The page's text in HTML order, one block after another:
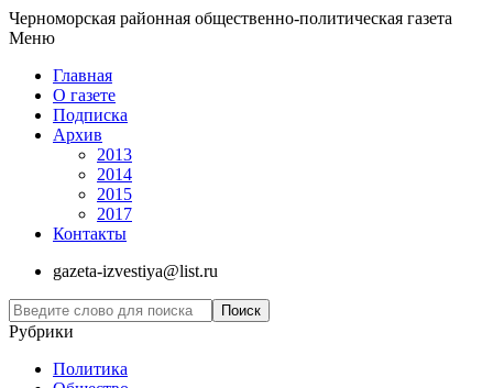
Черноморская районная общественно-политическая газета
Меню
Главная
О газете
Подписка
Архив
2013
2014
2015
2017
Контакты
gazeta-izvestiya@list.ru
Рубрики
Политика